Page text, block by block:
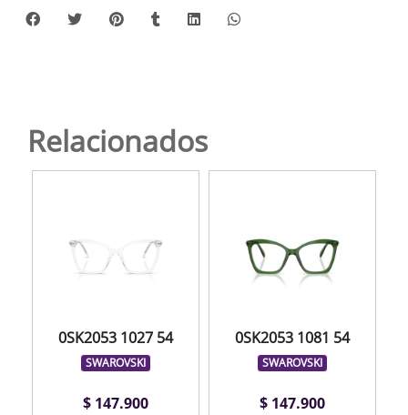
Relacionados
0SK2053 1027 54
SWAROVSKI
$ 147.900
0SK2053 1081 54
SWAROVSKI
$ 147.900